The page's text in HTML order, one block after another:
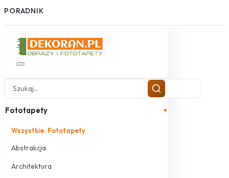
PORADNIK
Fototapety ▾
Wszystkie: Fototapety
Abstrakcja
Architektura